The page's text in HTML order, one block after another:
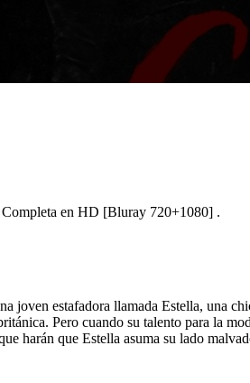
en HD [Bluray 720+1080] .
estafadora llamada Estella, una
Pero cuando su talento para la
harán que Estella asuma su lado